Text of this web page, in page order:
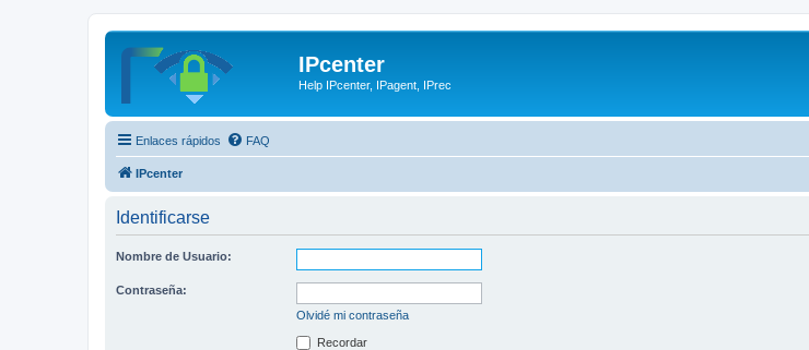
IPcenter
Help IPcenter, IPagent, IPrec
Enlaces rápidos FAQ
IPcenter
Identificarse
Nombre de Usuario:
Contraseña:
Olvidé mi contraseña
Recordar